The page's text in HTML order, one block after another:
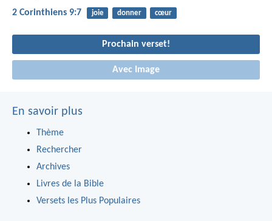
2 Corinthiens 9:7 joie donner cœur
Prochain verset!
Avec Image
En savoir plus
Thème
Rechercher
Archives
Livres de la Bible
Versets les Plus Populaires